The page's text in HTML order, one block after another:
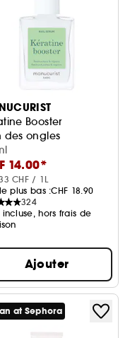
couture
Booster
des ongles
14.00*
CHF / 1L
plus bas :CHF 18.90
324
incluse, hors frais de
Ajouter
at Sephora